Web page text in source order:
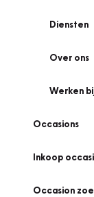
Diensten
Over ons
Werken
Occasions
Inkoop
Occasion